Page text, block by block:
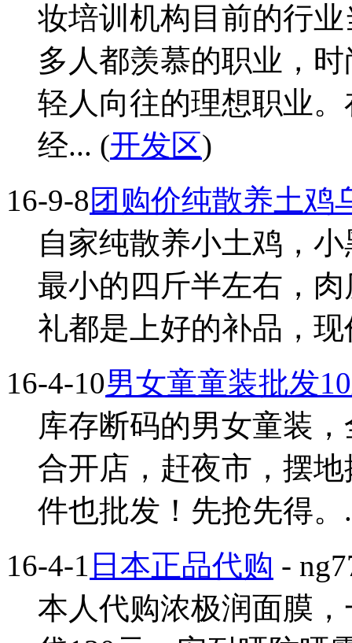
妆培训机构目前的行
多人都羡慕的职业，
轻人向往的理想职业
经... (开发区)
16-9-8团购价纯散养土鸡
自家纯散养小土鸡，
最小的四斤半左右，
礼都是上好的补品，现
16-4-10男女童童装批发
库存断码的男女童装
合开店，赶夜市，摆
件也批发！先抢先得。
16-4-1 日本正品代购 -
本人代购浓极润面膜